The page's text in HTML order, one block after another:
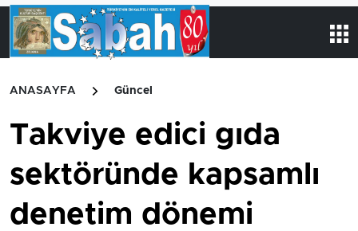
ANASAYFA Güncel
Takviye edici gıda
sektöründe kapsamlı
denetim dönemi